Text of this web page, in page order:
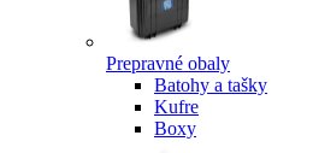
Prepravné obaly
Batohy a tašky
Kufre
Boxy